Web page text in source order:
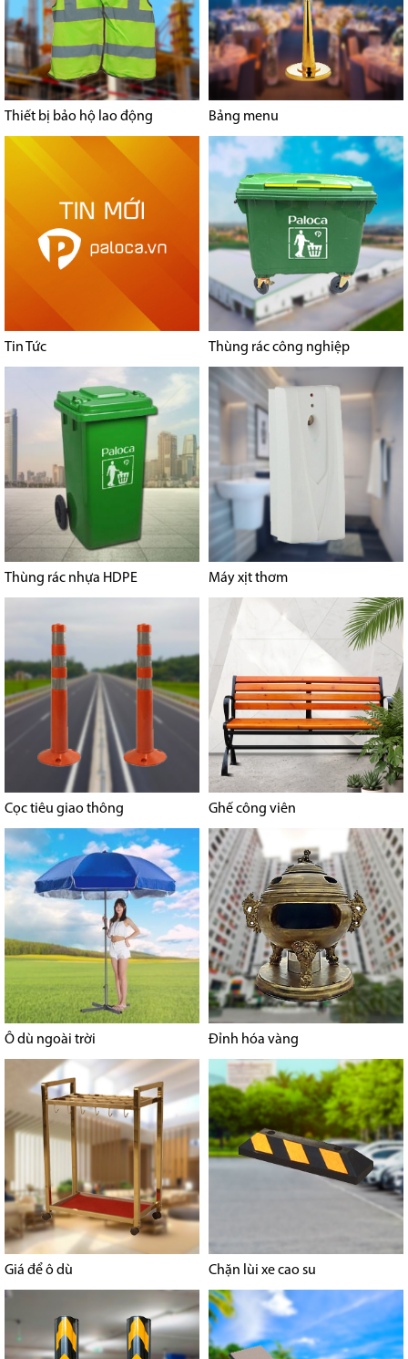
Thiết bị bảo hộ lao động Bảng menu
Tin Tức Thùng rác công nghiệp
Thùng rác nhựa HDPE Máy xịt thơm
Cọc tiêu giao thông Ghế công viên
Ô dù ngoài trời Đỉnh hóa vàng
Giá để ô dù Chặn lùi xe cao su